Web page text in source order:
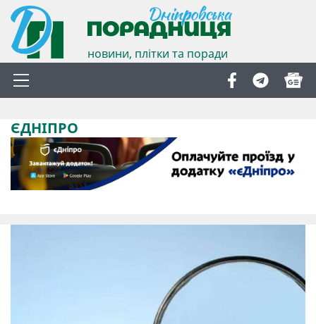
новини, плітки та поради
ЄДНІПРО